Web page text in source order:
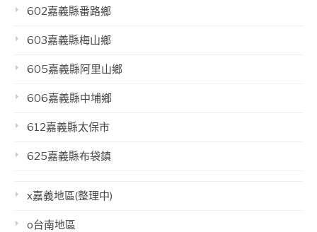
602嘉義縣番路鄉
603嘉義縣梅山鄉
605嘉義縣阿里山鄉
606嘉義縣中埔鄉
612嘉義縣太保市
625嘉義縣布袋鎮
x嘉義地區(整理中)
o台南地區